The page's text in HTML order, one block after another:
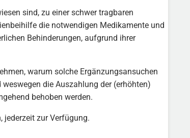
sind, zu einer schwer tragbaren
die notwendigen Medikamente und
Behinderungen, aufgrund ihrer
warum solche Ergänzungsansuchen
die Auszahlung der (erhöhten)
behoben werden.
jederzeit zur Verfügung.